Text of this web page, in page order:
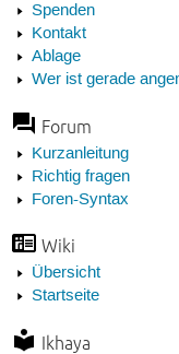
Spenden
Kontakt
Ablage
Wer ist gerade
Forum
Kurzanleitung
Richtig fragen
Foren-Syntax
Wiki
Übersicht
Startseite
Ikhaya